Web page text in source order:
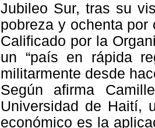
Jubileo Sur, tras su
pobreza y ochenta
Calificado por la
un “país en rápida
militarmente desde
Según afirma
Universidad de Haití,
económico es la